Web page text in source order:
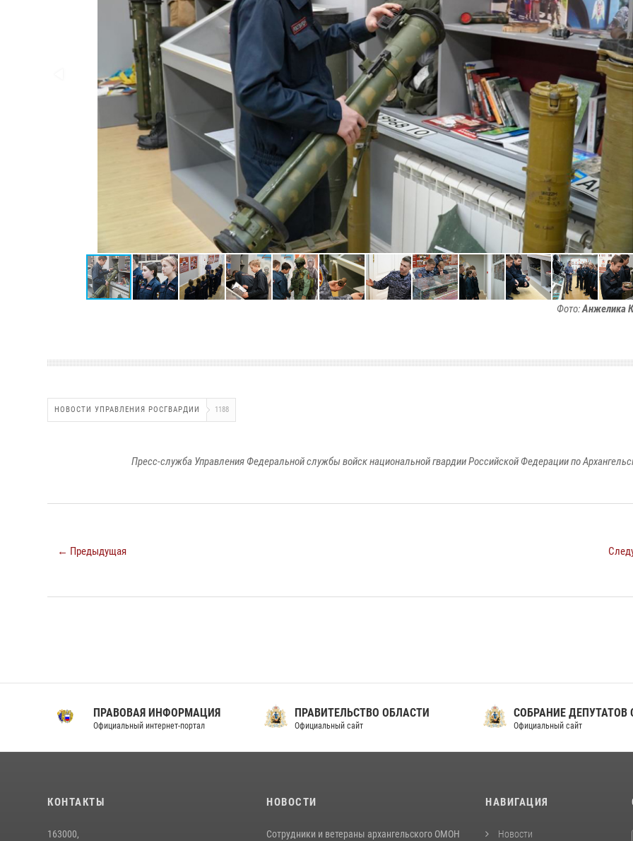
Фото:Анжелика
НОВОСТИ УПРАВЛЕНИЯ РОСГВАРДИИ 1188
Пресс-служба Управления Федеральной службы войск национальной гвардии Российской Федерации по
← Предыдущая
ПРАВОВАЯ ИНФОРМАЦИЯ
Официальный интернет-портал
ПРАВИТЕЛЬСТВО ОБЛАСТИ
Официальный сайт
СОБРАНИЕ ДЕПУТАТОВ
Официальный сайт
КОНТАКТЫ
163000,
НОВОСТИ
Сотрудники и ветераны архангельского ОМОН
НАВИГАЦИЯ
Новости